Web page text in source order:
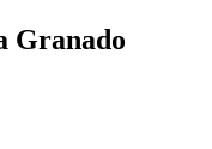
Granado